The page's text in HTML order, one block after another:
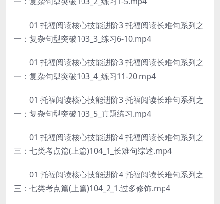
01 托福阅读核心技能进阶3 托福阅读长难句系列之
一：复杂句型突破103_3_练习6-10.mp4
01 托福阅读核心技能进阶3 托福阅读长难句系列之
一：复杂句型突破103_4_练习11-20.mp4
01 托福阅读核心技能进阶3 托福阅读长难句系列之
一：复杂句型突破103_5_真题练习.mp4
01 托福阅读核心技能进阶4 托福阅读长难句系列之
三：七类考点篇(上篇)104_1_长难句综述.mp4
01 托福阅读核心技能进阶4 托福阅读长难句系列之
三：七类考点篇(上篇)104_2_1.过多修饰.mp4